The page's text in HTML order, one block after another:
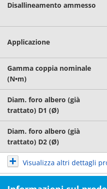
Disallineamento ammesso
Applicazione
Gamma coppia nominale
(N•m)
Diam. foro albero (già
trattato) D1 (Ø)
Diam. foro albero (già
trattato) D2 (Ø)
Visualizza altri dettagli